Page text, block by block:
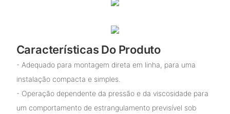
Características Do Produto
- Adequado para montagem direta em linha, para uma
instalação compacta e simples.
- Operação dependente da pressão e da viscosidade para
um comportamento de estrangulamento previsível sob